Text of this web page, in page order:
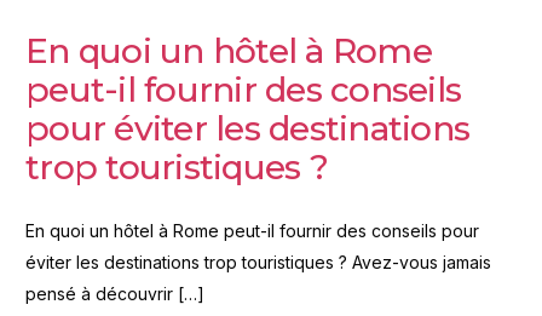
En quoi un hôtel à Rome
peut-il fournir des conseils
pour éviter les destinations
trop touristiques ?
En quoi un hôtel à Rome peut-il fournir des conseils pour
éviter les destinations trop touristiques ? Avez-vous jamais
pensé à découvrir […]